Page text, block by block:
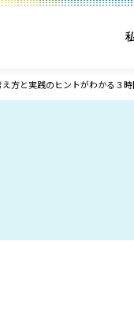
え方と実践のヒントがわかる３